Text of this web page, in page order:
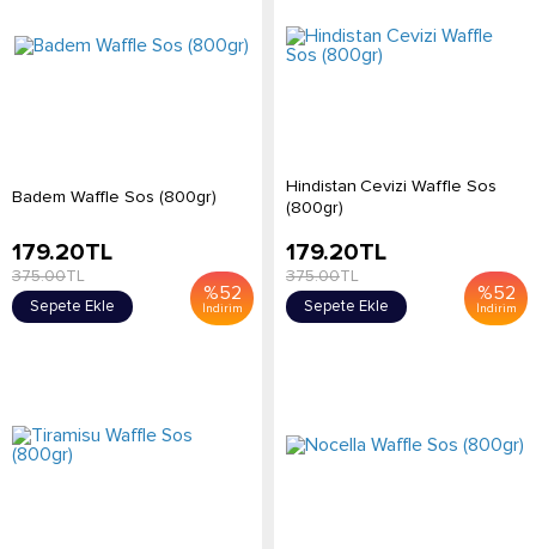
Badem Waffle Sos (800gr)
%52
İndirim
179.20TL
375.00TL
Sepete Ekle
Hindistan Cevizi Waffle Sos
(800gr)
%52
İndirim
179.20TL
375.00TL
Sepete Ekle